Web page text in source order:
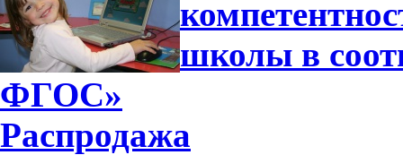
школы в
ФГОС»
Распродажа